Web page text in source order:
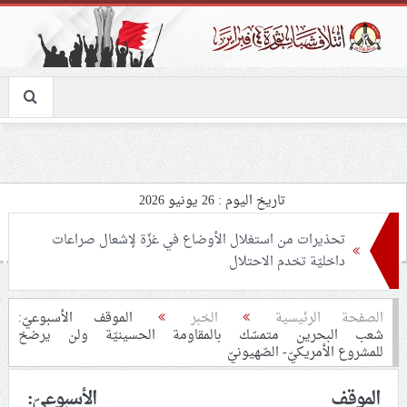
تاريخ اليوم : 26 يونيو 2026
تحذيرات من استغلال الأوضاع في غزّة لإشعال صراعات
داخليّة تخدم الاحتلال
ملفّ إنسانيّ مؤلم.. الأسيرات الفلسطينيّات بين القمع
والإهمال الطبي
55 مأتمًا وحسينيّة يعترضون على الإجراءات القمعيّة للنظام
الصفحة الرئيسية الخبر الموقف الأسبوعيّ:
شعب البحرين متمسّك بالمقاومة الحسينيّة ولن يرضخ
للمشروع الأمريكيّ- الصّهيونيّ
الموقف الأسبوعيّ: